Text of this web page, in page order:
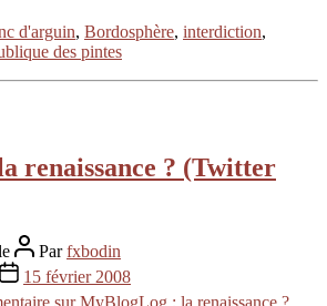
d'arguin, Bordosphère, interdiction,
des pintes
renaissance ? (Twitter
Parfxbodin
15 février 2008
sur MyBlogLog : la renaissance ?